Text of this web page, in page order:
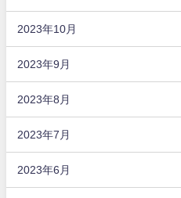
2023年10月
2023年9月
2023年8月
2023年7月
2023年6月